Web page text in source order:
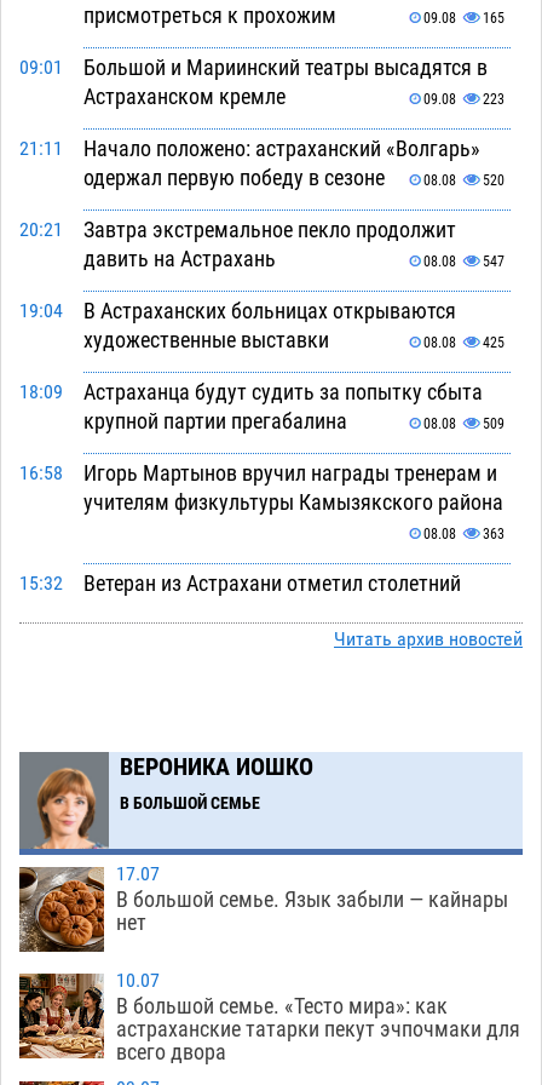
присмотреться к прохожим 09.08 165
09:01
Большой и Мариинский театры высадятся в
Астраханском кремле
09.08 223
21:11
Начало положено: астраханский «Волгарь»
одержал первую победу в сезоне
08.08 520
20:21
Завтра экстремальное пекло продолжит
давить на Астрахань
08.08 547
19:04
В Астраханских больницах открываются
художественные выставки
08.08 425
18:09
Астраханца будут судить за попытку сбыта
крупной партии прегабалина
08.08 509
16:58
Игорь Мартынов вручил награды тренерам и
учителям физкультуры Камызякского района
08.08 363
15:32
Ветеран из Астрахани отметил столетний
Подросток, перебегавший дорогу вне
перехода, попал под колеса авто в Астрахани
12:02
Астраханский следком помог подростку
получить зарплату за честный труд
449
гандболисты крупно проиграли пермякам
08.08 417
09:00
Лидеры чеченской диаспоры в Астрахани
Читать архив новостей
ВЕРОНИКА ИОШКО
В БОЛЬШОЙ СЕМЬЕ
17.07
В большой семье. Язык забыли — кайнары
нет
10.07
В большой семье. «Тесто мира»: как
астраханские татарки пекут эчпочмаки для
всего двора